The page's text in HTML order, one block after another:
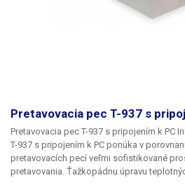
zvoleného teplotného profilu. Prednastavené profily spájkovania sú
pripravené pre spájkovacie zliatiny: 85Sn/
Pretavovacia pec T-937 s
Pretavovacia pec T-937 s pripojením k PC
T-937 s pripojením k PC ponúka v
pretavovacích pecí veľmi sofistikované
pretavovania. Ťažkopádnu úpravu